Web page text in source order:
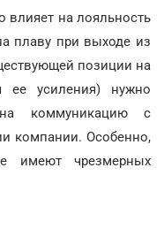
влияет на лояльность
плаву при выходе из
позиции на
усиления) нужно
коммуникацию с
компании. Особенно,
имеют чрезмерных